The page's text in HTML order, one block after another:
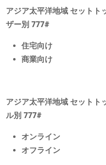
アジア太平洋地域 セットト
ザー別 777#
住宅向け
商業向け
アジア太平洋地域 セットト
ル別 777#
オンライン
オフライン